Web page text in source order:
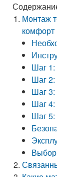
Монтаж
комфорт
Шаг 1:
Шаг 2:
Шаг 3:
Шаг 4:
Шаг 5: